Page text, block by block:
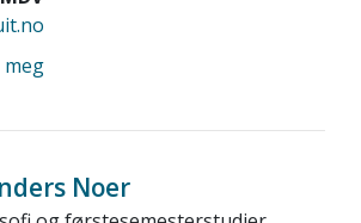
Noer